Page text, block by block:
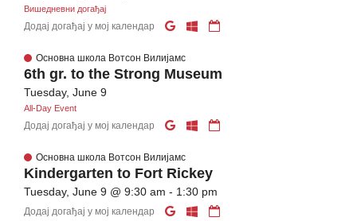
Вишедневни догађај
Додај догађај у мој календар
Основна школа Вотсон Вилијамс
6th gr. to the Strong Museum
Tuesday, June 9
All-Day Event
Додај догађај у мој календар
Основна школа Вотсон Вилијамс
Kindergarten to Fort Rickey
Tuesday, June 9 @ 9:30 am - 1:30 pm
Додај догађај у мој календар